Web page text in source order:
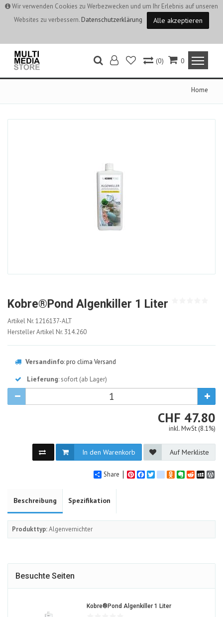
Wir verwenden Cookies zu Werbezwecken und um Ihr Erlebnis auf unseren
Websites zu verbessern. Datenschutzerklärung Alle akzeptieren
0
(0)
Home
Kobre®Pond Algenkiller 1 Liter
1216137-
ALT
Artikel Nr.1216137-ALT
Hersteller Artikel Nr. 314.260
Versandinfo:pro clima Versand
Lieferung: sofort (ab Lager)
CHF CHF
47.80
inkl. MwSt (8.1%)
In den Warenkorb Auf Merkliste
Share PinterestFacebook
Twittergoogle_bookmarks
Odnoklassniki
Evernote
Reddit
Beschreibung Spezifikation
Produkttyp:Algenvernichter
Besuchte Seiten
Kobre®Pond Algenkiller 1 Liter1216137-